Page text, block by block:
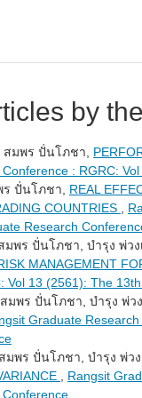
by
สมพร ปั่นโภชา,
: RGRC:
ปั่นโภชา, REAL
COUNTRIES
Research
มพร ปั่นโภชา, บำรุง พ่ว
MANAGEMENT
Vol 13 (2561): The
มพร ปั่นโภชา, บำรุง พ่ว
Graduate
มพร ปั่นโภชา, บำรุง พ่ว
Rangsit